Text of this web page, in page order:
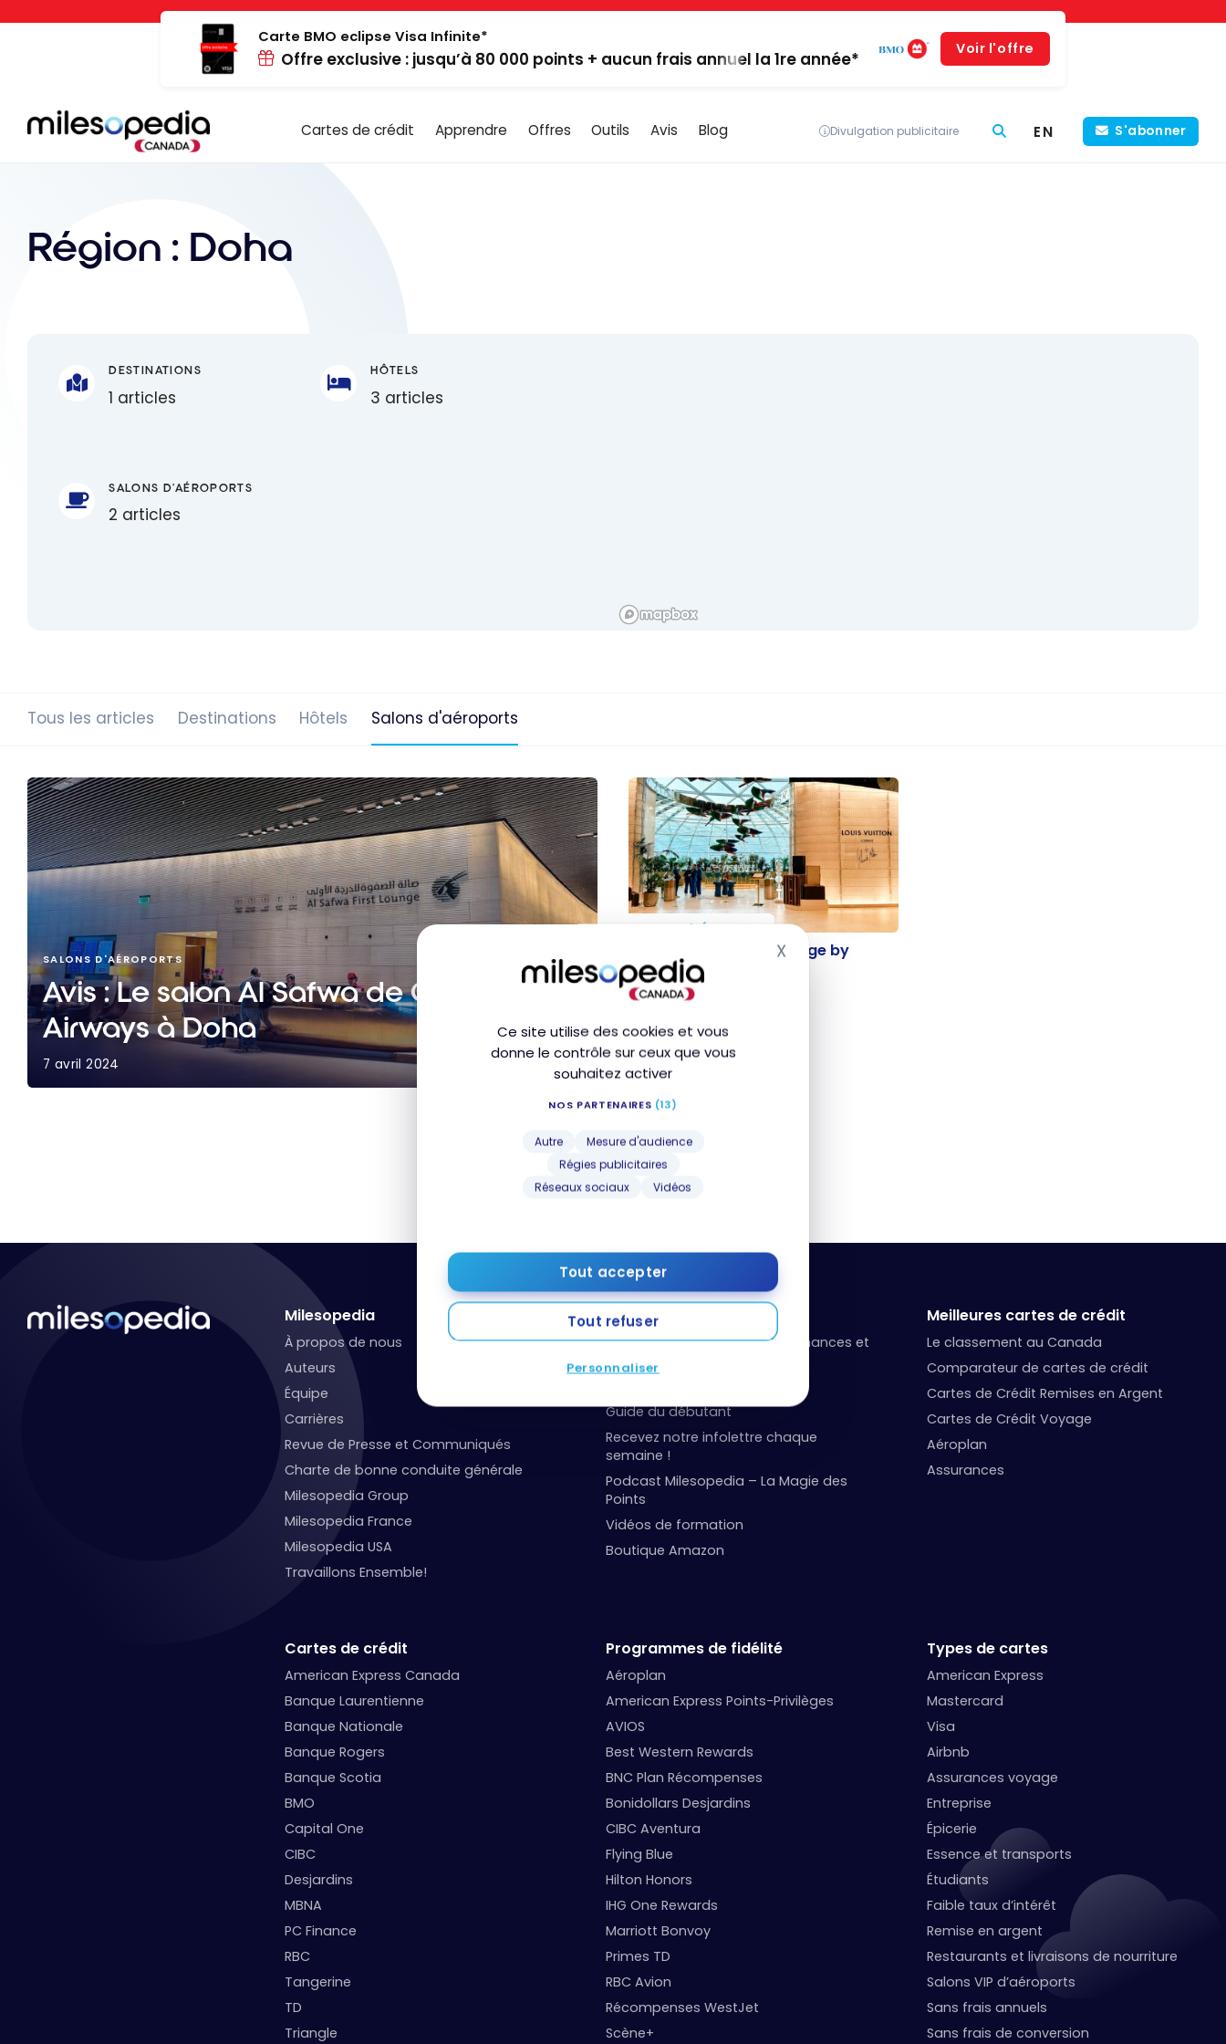
Panneau de gestion des cookies
Ce site utilise des cookies et vous
donne le contrôle sur ceux que vous
souhaitez activer
NOS PARTENAIRES (13)
Autre
Mesure d'audience
Régies publicitaires
Réseaux sociaux
Vidéos
Tout accepter
Tout refuser
Personnaliser
XMasquer le bandeau des cookies
Carte BMO eclipse Visa Infinite*
Offre exclusive : jusqu’à 80 000 points + aucun frais annuel la 1re année*
Voir l'offre
Cartes de crédit Apprendre Offres Outils Avis Blog Divulgation publicitaire EN S'abonner
Région : Doha
DESTINATIONS
1 articles
HÔTELS
3 articles
SALONS D'AÉROPORTS
2 articles
Tous les articles Destinations Hôtels Salons d'aéroports
SALONS D'AÉROPORTS
Avis : Le salon Al Safwa de Qatar
Airways à Doha
7 avril 2024
Avis : Louis Vuitton Lounge by
Yannick Alléno | Doha
SALONS D'AÉROPORTS
Avis : Louis Vuitton Lounge by
Yannick Alléno | Doha
18 juillet 2023
Milesopedia
À propos de nous
Auteurs
Équipe
Carrières
Revue de Presse et Communiqués
Charte de bonne conduite générale
Milesopedia Group
Milesopedia France
Milesopedia USA
Travaillons Ensemble!
Ressources utiles
Boîte à outils: organisez vos finances et
points
Guide du débutant
Recevez notre infolettre chaque
semaine !
Podcast Milesopedia – La Magie des
Points
Vidéos de formation
Boutique Amazon
Meilleures cartes de crédit
Le classement au Canada
Comparateur de cartes de crédit
Cartes de Crédit Remises en Argent
Cartes de Crédit Voyage
Aéroplan
Assurances
Cartes de crédit
American Express Canada
Banque Laurentienne
Banque Nationale
Banque Rogers
Banque Scotia
BMO
Capital One
CIBC
Desjardins
MBNA
PC Finance
RBC
Tangerine
TD
Triangle
Programmes de fidélité
Aéroplan
American Express Points-Privilèges
AVIOS
Best Western Rewards
BNC Plan Récompenses
Bonidollars Desjardins
CIBC Aventura
Flying Blue
Hilton Honors
IHG One Rewards
Marriott Bonvoy
Primes TD
RBC Avion
Récompenses WestJet
Scène+
Types de cartes
American Express
Mastercard
Visa
Airbnb
Assurances voyage
Entreprise
Épicerie
Essence et transports
Étudiants
Faible taux d’intérêt
Remise en argent
Restaurants et livraisons de nourriture
Salons VIP d’aéroports
Sans frais annuels
Sans frais de conversion